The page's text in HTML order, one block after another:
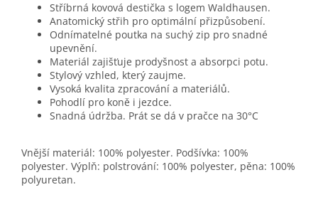
Stříbrná kovová destička s logem Waldhausen.
Anatomický střih pro optimální přizpůsobení.
Odnímatelné poutka na suchý zip pro snadné
upevnění.
Materiál zajišťuje prodyšnost a absorpci potu.
Stylový vzhled, který zaujme.
Vysoká kvalita zpracování a materiálů.
Pohodlí pro koně i jezdce.
Snadná údržba. Prát se dá v pračce na 30°C
Vnější materiál: 100% polyester. Podšívka: 100%
polyester. Výplň: polstrování: 100% polyester, pěna: 100%
polyuretan.